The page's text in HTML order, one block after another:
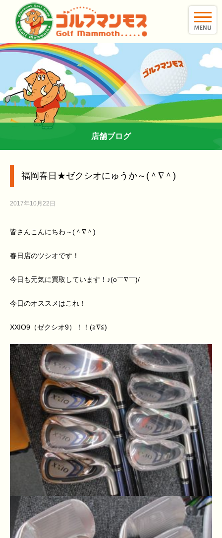
店舗ブログ
福岡春日★ゼクシオにゅうか～(＾∇＾)
2017年10月22日
皆さんこんにちわ～(＾∇＾)
春日店のツシオです！
今日も元気に買取しています！♪(o￣∇￣)/
今日のオススメはこれ！
XXIO9（ゼクシオ9）！！(≧∇≦)